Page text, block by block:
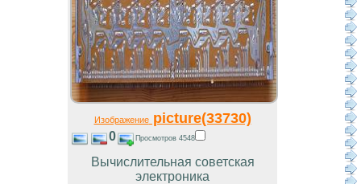
Изображениеpicture(33730)
0 Просмотров 4548
Вычислительная советская
электроника